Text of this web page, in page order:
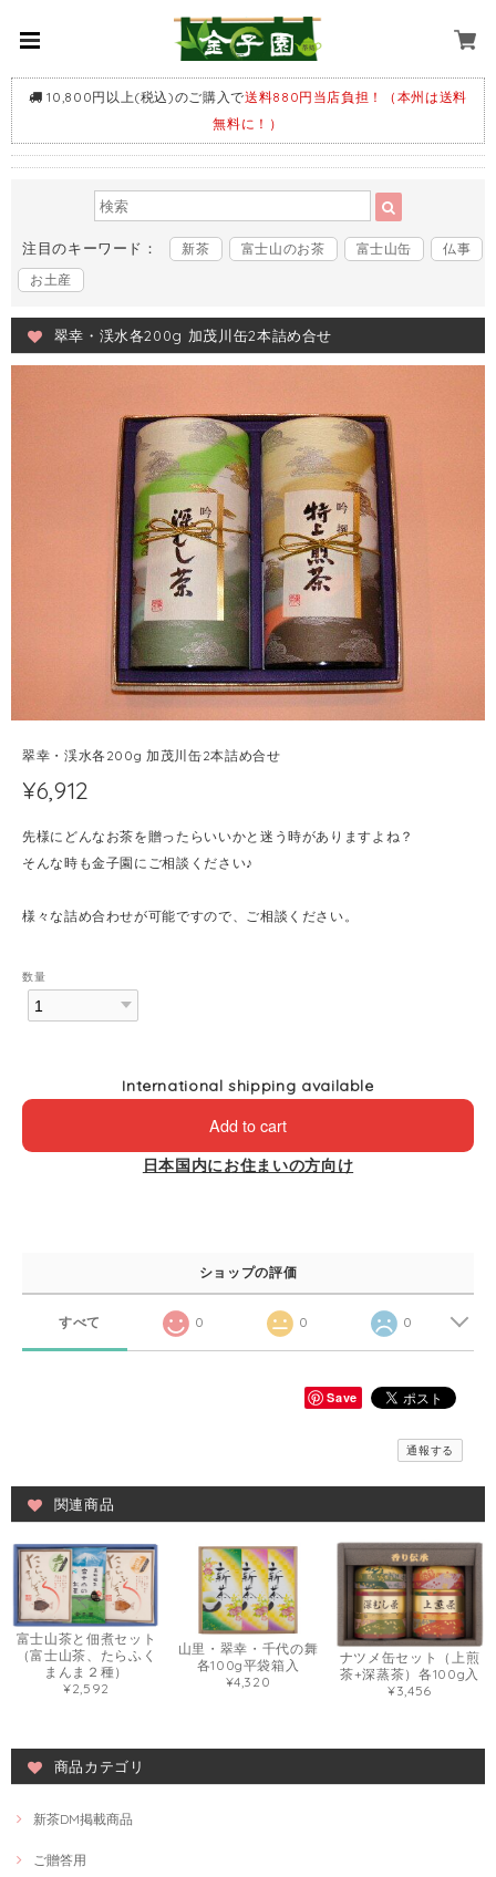
10,800円以上(税込)のご購入で送料880円当店負担！（本州は送料
無料に！）
注目のキーワード： 新茶 富士山のお茶 富士山缶
仏事
お土産
翠幸・渓水各200g 加茂川缶2本詰め合せ
翠幸・渓水各200g 加茂川缶2本詰め合せ
¥6,912
先様にどんなお茶を贈ったらいいかと迷う時がありますよね？
そんな時も金子園にご相談ください♪
様々な詰め合わせが可能ですので、ご相談ください。
数量
International shipping available
Add to cart
日本国内にお住まいの方向け
ショップの評価
すべて 0 0 0
Save
通報する
関連商品
富士山茶と佃煮セット
（富士山茶、たらふく
まんま２種）
¥2,592
山里・翠幸・千代の舞
各100g平袋箱入
¥4,320
ナツメ缶セット（上煎
茶+深蒸茶）各100g入
¥3,456
商品カテゴリ
新茶DM掲載商品
ご贈答用